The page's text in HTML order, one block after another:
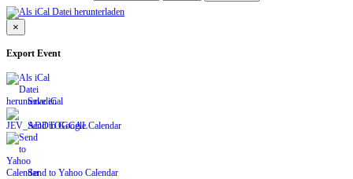
×
Export Event
Save iCal
Send to Google Calendar
Send to Yahoo Calendar